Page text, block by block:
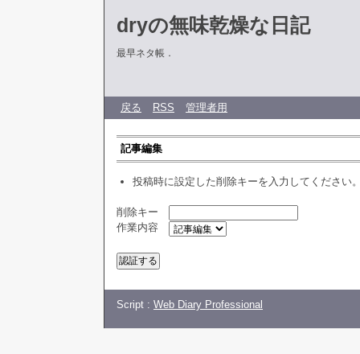
dryの無味乾燥な日記
最早ネタ帳．
戻る RSS 管理者用
記事編集
投稿時に設定した削除キーを入力してください
削除キー
作業内容
Script : Web Diary Professional